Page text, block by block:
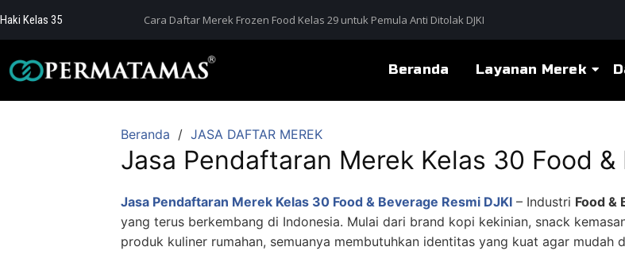
Haki Kelas 35 Cara Daftar Merek Frozen Food Kelas 29 untuk Pemula Anti Ditolak DJKI
Beranda Layanan Merek
Beranda JASA DAFTAR MEREK
Jasa Pendaftaran Merek Kelas 30 Food &
Jasa Pendaftaran Merek Kelas 30 Food & Beverage Resmi DJKI – Industri Food &
yang terus berkembang di Indonesia. Mulai dari brand kopi kekinian, snack
produk kuliner rumahan, semuanya membutuhkan identitas yang kuat agar mudah